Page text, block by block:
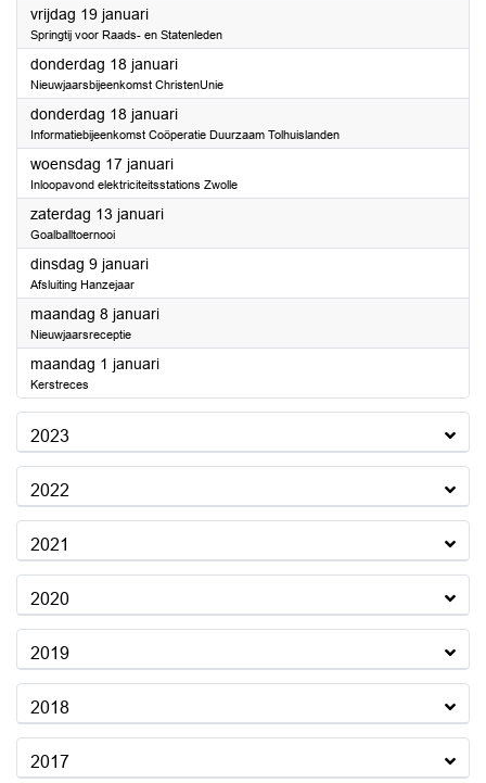
vrijdag 19 januari2024
Springtij voor Raads- en Statenleden
donderdag 18 januari2024
Nieuwjaarsbijeenkomst ChristenUnie
donderdag 18 januari2024
Informatiebijeenkomst Coöperatie Duurzaam Tolhuislanden
woensdag 17 januari2024
Inloopavond elektriciteitsstations Zwolle
zaterdag 13 januari2024
Goalballtoernooi
dinsdag 9 januari2024
Afsluiting Hanzejaar
maandag 8 januari2024
Nieuwjaarsreceptie
maandag 1 januari2024
Kerstreces
2023
2022
2021
2020
2019
2018
2017